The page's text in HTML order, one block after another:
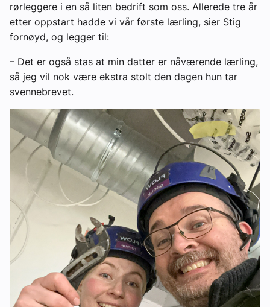
rørleggere i en så liten bedrift som oss. Allerede tre år
etter oppstart hadde vi vår første lærling, sier Stig
fornøyd, og legger til:
– Det er også stas at min datter er nåværende lærling,
så jeg vil nok være ekstra stolt den dagen hun tar
svennebrevet.